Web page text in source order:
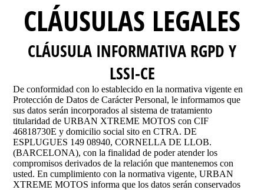
CLÁUSULAS LEGALES
CLÁUSULA INFORMATIVA RGPD Y
LSSI-CE
De conformidad con lo establecido en la normativa vigente en
Protección de Datos de Carácter Personal, le informamos que
sus datos serán incorporados al sistema de tratamiento
titularidad de URBAN XTREME MOTOS con CIF
46818730E y domicilio social sito en CTRA. DE
ESPLUGUES 149 08940, CORNELLA DE LLOB.
(BARCELONA), con la finalidad de poder atender los
compromisos derivados de la relación que mantenemos con
usted. En cumplimiento con la normativa vigente, URBAN
XTREME MOTOS informa que los datos serán conservados